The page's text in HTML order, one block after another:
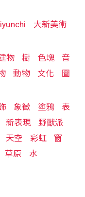
大新美術
物 樹 色塊
音
動物 文化
圖
象徵 塗鴉
表
新表現
野獸派
天空 彩虹
窗
草原 水